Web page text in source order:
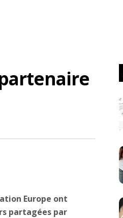
Europe ont
partagées par